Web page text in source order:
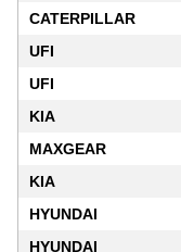
CATERPILLAR
UFI
UFI
KIA
MAXGEAR
KIA
HYUNDAI
HYUNDAI